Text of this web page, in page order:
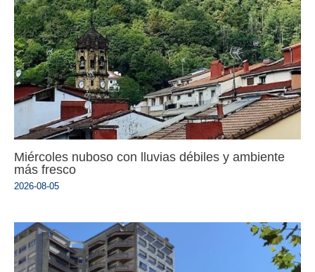
Miércoles nuboso con lluvias débiles y ambiente
más fresco
2026-08-05